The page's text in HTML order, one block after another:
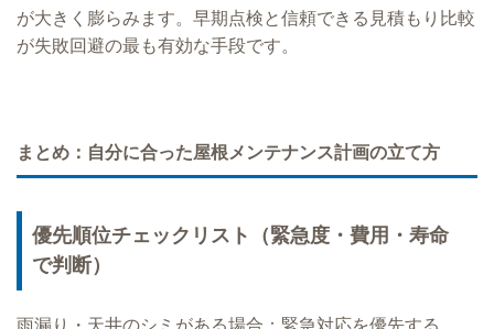
が大きく膨らみます。早期点検と信頼できる見積もり比較
が失敗回避の最も有効な手段です。
まとめ：自分に合った屋根メンテナンス計画の立て方
優先順位チェックリスト（緊急度・費用・寿命
で判断）
雨漏り・天井のシミがある場合：緊急対応を優先する